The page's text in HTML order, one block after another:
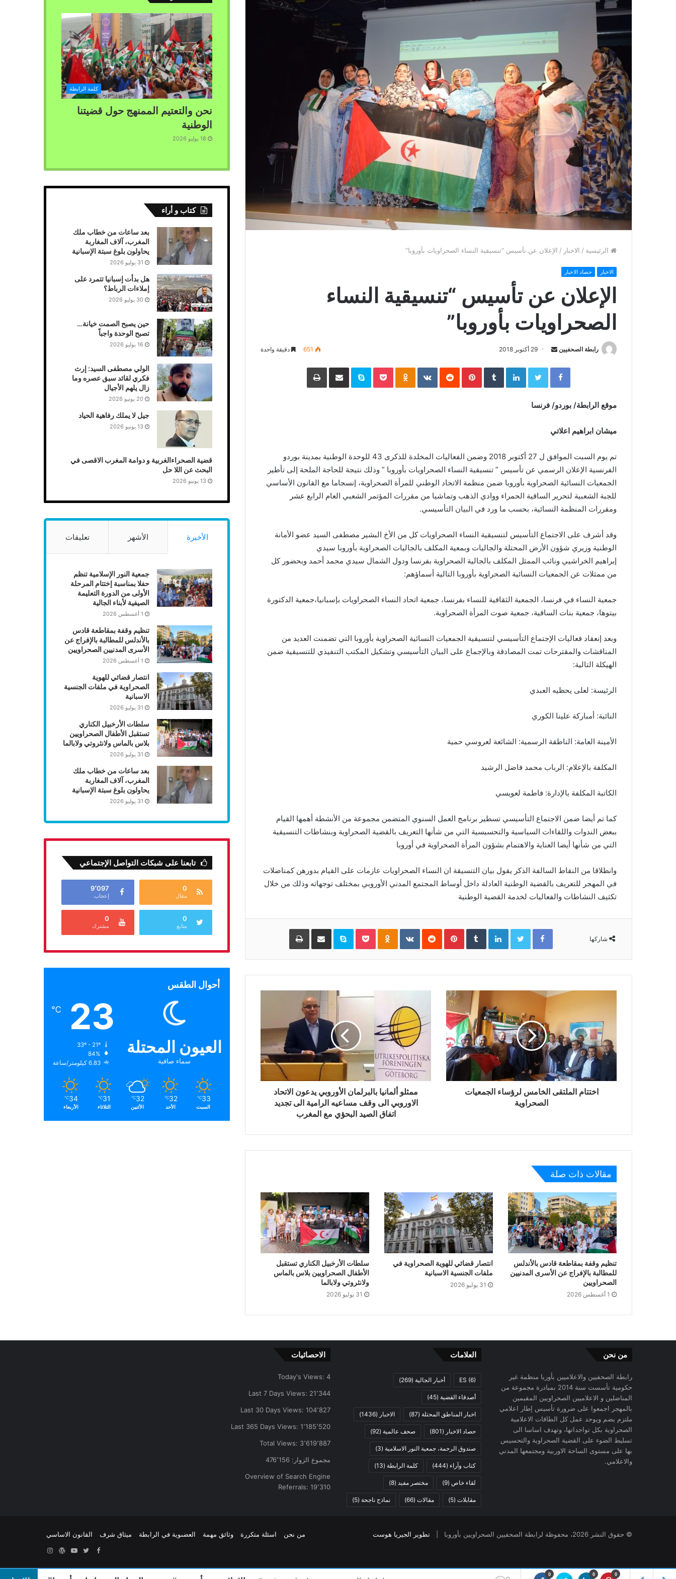
الرئيسية / الاخبار / الإعلان عن تأسيس “تنسيقية النساء الصحراويات بأوروبا”
الاخبار حصاد الاخبار
الإعلان عن تأسيس “تنسيقية النساء
الصحراويات بأوروبا”
رابطة الصحفيين
d
n
m
i
l
29 أكتوبر 2018 651 دقيقة واحدة
Facebook
Twitter
LinkedIn
‏Tumblr
Pinterest
‏Reddit
‏VKontakte
Pocket
Skype مشاركة عبر البريد
موقع الرابطة/ بوردو/ فرنسا
ميشان ابراهيم اعلاتي
تم يوم السبت الموافق ل 27 أكتوبر 2018 وضمن الفعاليات المخلدة للذكرى 43 للوحدة الوطنية بمدينة بوردو
الفرنسية الإعلان الرسمي عن تأسيس ” تنسيقية النساء الصحراويات بأوروبا ” وذلك نتيجة للحاجة الملحة إلى تأطير
الجمعيات النسائية الصحراوية بأوروبا ضمن منظمة الاتحاد الوطني للمرأة الصحراوية، إنسجاما مع القانون الأساسي
للجبة الشعبية لتحرير الساقية الحمراء ووادي الذهب وتماشيا من مقررات المؤتمر الشعبي العام الرابع عشر
ومقررات المنظمة النسائية، بحسب ما ورد في البيان التأسيسي.
وقد أشرف على الاجتماع التأسيس لتنسيقية النساء الصحراويات كل من الأخ البشير مصطفى السيد عضو الأمانة
الوطنية وزيري شؤون الأرض المحتلة والجاليات وبمعية المكلف بالجاليات الصحراوية بأوروبا سيدي
إبراهيم الخراشيي ونائب الممثل المكلف بالجالية الصحراوية بفرنسا ودول الشمال سيدي محمد أحمد وبحضور كل
من ممثلات عن الجمعيات النسائية الصحراوية بأوروبا التالية أسماؤهم:
جمعية النساء في فرنسا، الجمعية الثقافية للنساء بفرنسا، جمعية اتحاد النساء الصحراويات بإسبانيا،جمعية الدكتورة
بيتوها، جمعية بنات الساقية، جمعية صوت المرأة الصحراوية.
وبعد إنعقاد فعاليات الإجتماع التأسيسي لتنسيقية الجمعيات النسائية الصحراوية بأوروبا التي تضمنت العديد من
المناقشات والمقترحات تمت المصادقة وبالإجماع على البيان التأسيسي وتشكيل المكتب التنفيذي للتنسيقية ضمن
الهيكلة التالية:
الرئيسة: لعلى يحظيه العبدي
النائبة: أمباركة علينا الكوري
الأمينة العامة: الناطقة الرسمية: الشائعة لعروسي حمية
المكلفة بالإعلام: الرباب محمد فاضل الرشيد
الكاتبة المكلفة بالإدارة: فاطمة لعويسي
كما تم أيضا ضمن الاجتماع التأسيسي تسطير برنامج العمل السنوي المتضمن مجموعة من الأنشطة أهمها القيام
ببعض الندوات واللقاءات السياسية والتحسيسية التي من شأنها التعريف بالقضية الصحراوية وبنشاطات التنسيقية
التي من شأنها أيضا العناية والاهتمام بشؤون المرأة الصحراوية في أوروبا
وانطلاقا من النقاط السالفة الذكر يقول بيان التنسيقة ان النساء الصحراويات عازمات على القيام بدورهن كمناضلات
في المهجر للتعريف بالقضية الوطنية العادلة داخل أوساط المجتمع المدني الأوروبي بمختلف توجهاته وذلك من خلال
تكثيف النشاطات والفعاليات لخدمة القضية الوطنية
شاركها
Facebook
Twitter
LinkedIn
‏Tumblr
Pinterest
‏Reddit
‏VKontakte
Pocket
Skype مشاركة عبر البريد
اختتام الملتقى الخامس لرؤساء الجمعيات
الصحراوية
ممثلو ألمانيا بالبرلمان الأوروبي يدعون الاتحاد
الاوروبي الى وقف مساعيه الرامية الى تجديد
اتفاق الصيد البحؤي مع المغرب
مقالات ذات صلة
تنظيم وقفة بمقاطعة قادس بالأندلس
للمطالبة بالإفراج عن الأسرى المدنيين
الصحراويين
1 أغسطس 2026
انتصار قضائي للهوية الصحراوية في
ملفات الجنسية الاسبانية
31 يوليو 2026
سلطات الأرخبيل الكناري تستقبل
الأطفال الصحراويين بلاس بالماس
ولانثروتي ولابالما
31 يوليو 2026
كلمة الرابطة
نحن والتعتيم الممنهج حول قضيتنا
الوطنية
18 يوليو 2026
كتاب و أراء
بعد ساعات من خطاب ملك
المغرب، آلاف المغاربة
يحاولون بلوغ سبتة الإسبانية
31 يوليو 2026
هل بدأت إسبانيا تتمرد على
إملاءات الرباط؟
30 يوليو 2026
حين يصبح الصمت خيانة…
تصبح الوحدة واجباً
16 يوليو 2026
الولي مصطفى السيد: إرث
فكري لقائد سبق عصره وما
زال يلهم الأجيال
20 يونيو 2026
جيل لا يملك رفاهية الحياد
13 يونيو 2026
قضية الصحراءالغربية و دوامة المغرب الاقصى في
البحث عن اللا حل
13 يونيو 2026
الأخيرة الأشهر تعليقات
جمعية النور الإسلامية تنظم
حفلا بمناسبة إختتام المرحلة
الأولى من الدورة التعليمة
الصيفية لأبناء الجالية
1 أغسطس 2026
تنظيم وقفة بمقاطعة قادس
بالأندلس للمطالبة بالإفراج عن
الأسرى المدنيين الصحراويين
1 أغسطس 2026
انتصار قضائي للهوية
الصحراوية في ملفات الجنسية
الاسبانية
31 يوليو 2026
سلطات الأرخبيل الكناري
تستقبل الأطفال الصحراويين
بلاس بالماس ولانثروتي ولابالما
31 يوليو 2026
بعد ساعات من خطاب ملك
المغرب، آلاف المغاربة
يحاولون بلوغ سبتة الإسبانية
31 يوليو 2026
تابعنا على شبكات التواصل الإجتماعي
0
مقال
9٬097
إعجاب
0
متابع
0
مشترك
أحوال الطقس
العيون المحتلة
سماء صافية
23
℃
84%
6.83 كيلومتر/ساعة
33
℃
السبت
32
℃
الأحد
32
℃
الأثنين
31
℃
الثلاثاء
34
℃
الأربعاء
من نحن
رابطة الصحفيين والاعلاميين بأوربا منظمة غير
حكومية تأسست سنة 2014 بمبادرة مجموعة من
المناضلين و الاعلاميين الصحراويين المقيمين
بالمهجر اجمعوا على ضرورة تأسيس إطار اعلامي
ملتزم يضم ويوحد عمل كل الطاقات الاعلامية
الصحراوية بكل تواجداتها، وتهدف اساسا الى
تسليط الضوء على القضية الصحراوية والتحسيس
بها على مستوى الساحة الاوربية ومجتمعها المدني
والاعلامي.
العلامات
ES (6) أخبار الجالية (269)
أصدقاء القضية (45)
اخبار المناطق المحتلة (87) الاخبار (1436)
حصاد الاخبار (801) صحف عالمية (92)
صندوق الرحمة، جمعية النور الاسلامية (3)
كتاب وآراء (444) كلمة الرابطة (13)
لقاء خاص (9) مختصر مفيد (8)
مقابلات (5) مقالات (66) نماذج ناجحة (5)
الاحصائيات
Today's Views: 4
Last 7 Days Views: 21٬344
Last 30 Days Views: 104٬827
Last 365 Days Views: 1٬185٬520
Total Views: 3٬619٬887
مجموع الزوار: 476٬156
Overview of Search Engine
Referrals: 19٬310
© حقوق النشر 2026، محفوظة لرابطة الصحفيين الصحراويين بأوروبا | تطوير الجيريا هوست من نحن اسئلة متكررة وثائق مهمة العضىوية في الرابطة ميثاق شرف
القانون الاساسي
Facebook
Twitter
YouTubeووردبريس
0 0 0